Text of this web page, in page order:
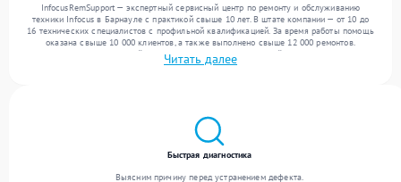
InfocusRemSupport — экспертный сервисный центр по ремонту и обслуживанию
техники Infocus в Барнауле с практикой свыше 10 лет. В штате компании — от 10 до
16 технических специалистов с профильной квалификацией. За время работы помощь
оказана свыше 10 000 клиентов, а также выполнено свыше 12 000 ремонтов.
Ежемесячно в сервисный центр поступает более 300 устройств, включая , , . Мы
устраняем поломки любой сложности и гарантируем высокое качество обслуживания
Читать далее
Быстрая диагностика
Выясним причину перед устранением дефекта.